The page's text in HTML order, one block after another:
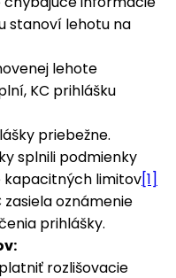
stanoví lehotu na
lehote
KC prihlášku
priebežne.
splnili podmienky
kapacitných limitov[1]
oznámenie
prihlášky.
rozlišovacie